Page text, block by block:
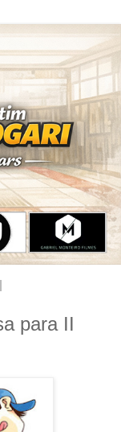
para II